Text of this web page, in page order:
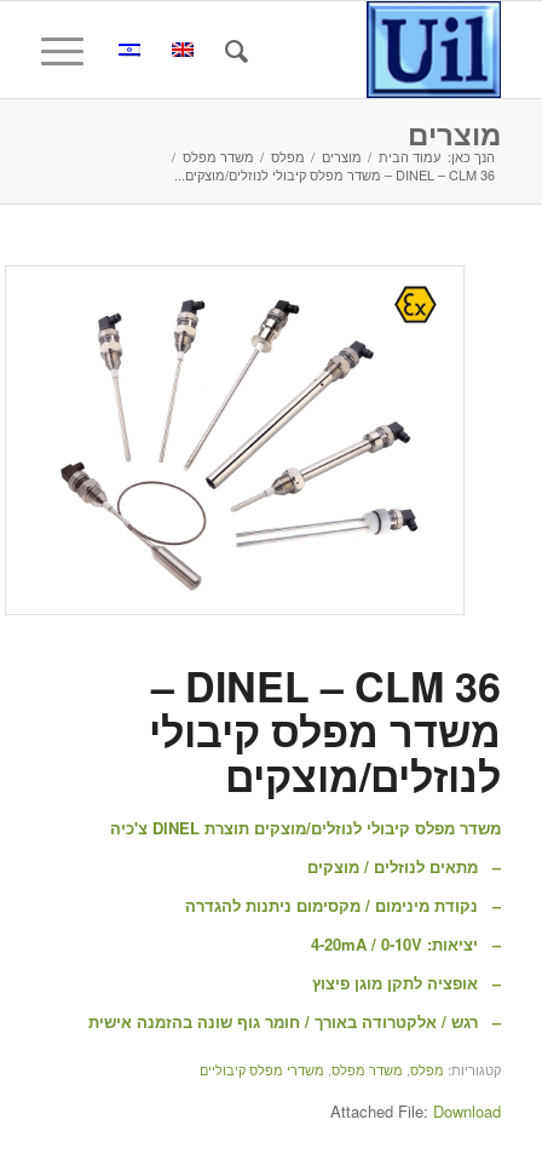
מוצרים
הנך כאן: עמוד הבית / מוצרים / מפלס / משדר מפלס /
DINEL – CLM 36 – משדר מפלס קיבולי לנוזלים/מוצקים...
DINEL – CLM 36 –
משדר מפלס קיבולי
לנוזלים/מוצקים
משדר מפלס קיבולי לנוזלים/מוצקים תוצרת DINEL צ'כיה
– מתאים לנוזלים / מוצקים
– נקודת מינימום / מקסימום ניתנות להגדרה
– יציאות: 4-20mA / 0-10V
– אופציה לתקן מוגן פיצוץ
– רגש / אלקטרודה באורך / חומר גוף שונה בהזמנה אישית
קטגוריות: מפלס, משדר מפלס, משדרי מפלס קיבוליים
Attached File: Download